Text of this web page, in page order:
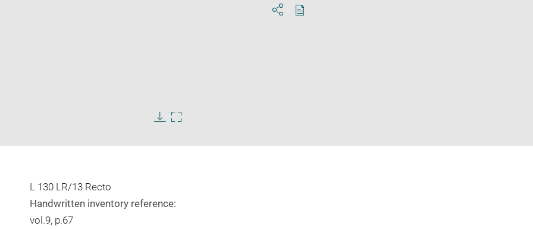
L 130 LR/13 Recto
Handwritten inventory reference:
vol.9, p.67